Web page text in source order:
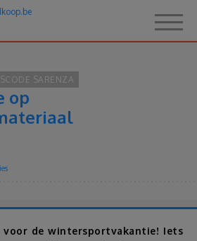
SARENZA
op
voor de wintersportvakantie! Iets